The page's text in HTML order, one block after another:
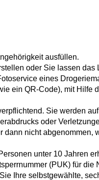
ausfüllen.
oder Sie lassen das
eines
ein QR-Code), mit Hilfe
Sie werden
oder
dann nicht abgenommen,
unter 10 Jahren
(PUK) für die
Ihre selbstgewählte,